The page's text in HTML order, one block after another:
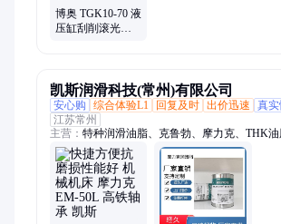
博奥 TGK10-70 液
压缸刮削滚光机
凯斯润滑科技(常州)有限公司
安心购
综合体验L1 回复及时 出价迅速
真
江苏常州
主营： 特种润滑油脂、克鲁勃、摩力克、THK